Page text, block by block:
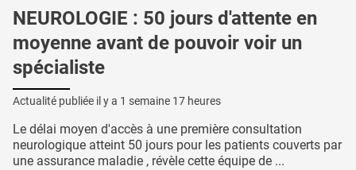
NEUROLOGIE : 50 jours d'attente en
moyenne avant de pouvoir voir un
spécialiste
Actualité publiée il y a 1 semaine 17 heures
Le délai moyen d'accès à une première consultation
neurologique atteint 50 jours pour les patients couverts par
une assurance maladie , révèle cette équipe de ...